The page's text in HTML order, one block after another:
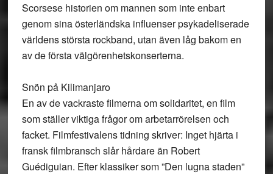
Scorsese historien om mannen som inte enbart
genom sina österländska influenser psykadeliserade
världens största rockband, utan även låg bakom en
av de första välgörenhetskonserterna.
Snön på Kilimanjaro
En av de vackraste filmerna om solidaritet, en film
som ställer viktiga frågor om arbetarrörelsen och
facket. Filmfestivalens tidning skriver: Inget hjärta i
fransk filmbransch slår hårdare än Robert
Guédiguian. Efter klassiker som ”Den lugna staden”